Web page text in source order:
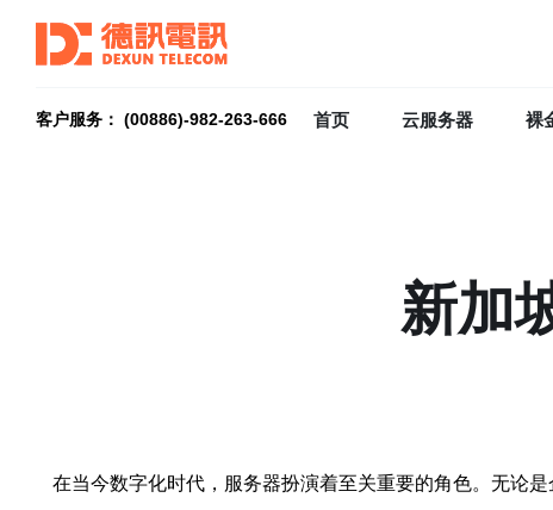
客户服务： (00886)-982-263-666 首页 云服务器 裸
新加
在当今数字化时代，服务器扮演着至关重要的角色。无论